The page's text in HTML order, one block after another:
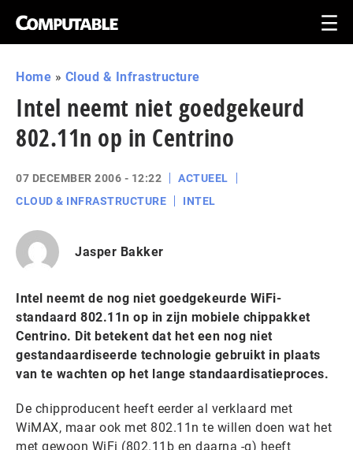
Home » Cloud & Infrastructure
Intel neemt niet goedgekeurd
802.11n op in Centrino
07 DECEMBER 2006 - 12:22
ACTUEEL
CLOUD & INFRASTRUCTURE
INTEL
Jasper Bakker
Intel neemt de nog niet goedgekeurde WiFi-
standaard 802.11n op in zijn mobiele chippakket
Centrino. Dit betekent dat het een nog niet
gestandaardiseerde technologie gebruikt in plaats
van te wachten op het lange standaardisatieproces.
De chipproducent heeft eerder al verklaard met
WiMAX, maar ook met 802.11n te willen doen wat het
met gewoon WiFi (802.11b en daarna -g) heeft